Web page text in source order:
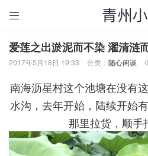

爱莲之出淤泥而不染 濯清涟
2017年5月18日 19:33 分类： 随心闲谈
南海沥星村这个池塘在没有
水沟，去年开始，陆续开始
那里拉货，顺手